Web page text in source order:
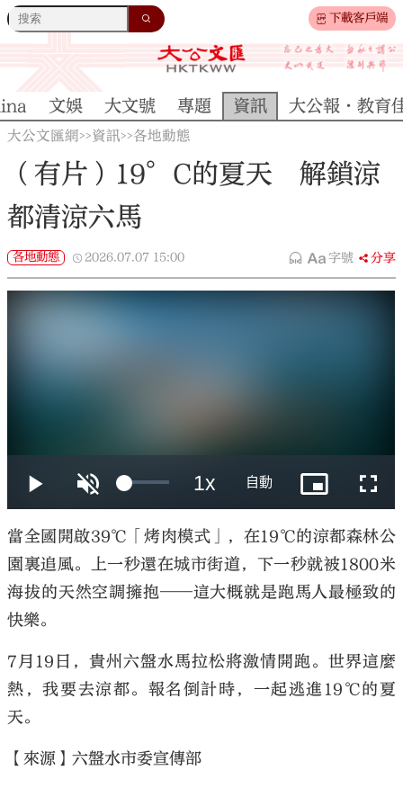
下載客戶端
文娛 大文號 專題 資訊 大公報·教育
大公文匯網>>資訊>>各地動態
（有片）19°C的夏天 解鎖涼
都清涼六馬
各地動態 2026.07.07 15:00 字號 分享
當全國開啟39℃「烤肉模式」，在19℃的涼都森林公
園裏追風。上一秒還在城市街道，下一秒就被1800米
海拔的天然空調擁抱——這大概就是跑馬人最極致的
快樂。
7月19日，貴州六盤水馬拉松將激情開跑。世界這麼
熱，我要去涼都。報名倒計時，一起逃進19℃的夏
天。
【來源】六盤水市委宣傳部